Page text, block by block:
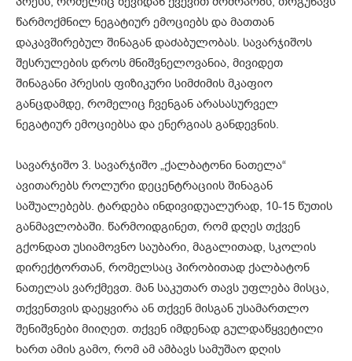
წარმოქმნილ ნეგატიურ ემოციებს და მათთან
დაკავშირებულ შინაგან დაძაბულობას. სავარჯიშოს
შესრულების დროს მნიშვნელოვანია, მივიდეთ
შინაგანი პრესის ფიზიკური სიმძიმის მკაფიო
განცდამდე, რომელიც ჩვენგან არასასურველ
ნეგატიურ ემოციებსა და ენერგიას განდევნის.
სავარჯიშო 3. სავარჯიშო „ქალბატონი ნათელა“
ავითარებს როლური დეცენტრაციის შინაგან
საშუალებებს. ტარდება ინდივიდუალურად, 10-15 წუთის
განმავლობაში. წარმოიდგინეთ, რომ დღეს თქვენ
გქონდათ უსიამოვნო საუბარი, მაგალითად, სკოლის
დირექტორთან, რომელსაც პირობითად ქალბატონ
ნათელას ვარქმევთ. მან საკუთარ თავს უფლება მისცა,
თქვენთვის დაეყვირა ან თქვენ მისგან უსამართლო
შენიშვნები მიიღეთ. თქვენ იმდენად გულდაწყვეტილი
ხართ ამის გამო, რომ ამ ამბავს სამუშაო დღის